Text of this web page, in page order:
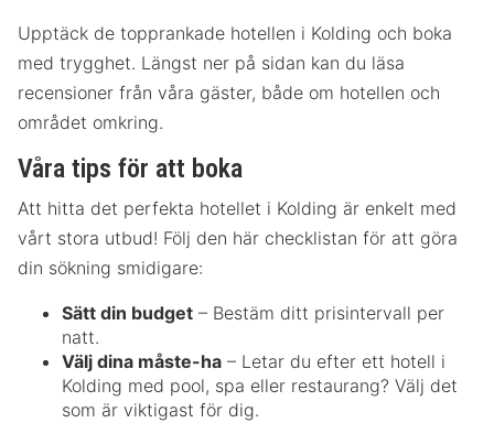
Upptäck de topprankade hotellen i Kolding och boka
med trygghet. Längst ner på sidan kan du läsa
recensioner från våra gäster, både om hotellen och
området omkring.
Våra tips för att boka
Att hitta det perfekta hotellet i Kolding är enkelt med
vårt stora utbud! Följ den här checklistan för att göra
din sökning smidigare:
Sätt din budget – Bestäm ditt prisintervall per
natt.
Välj dina måste-ha – Letar du efter ett hotell i
Kolding med pool, spa eller restaurang? Välj det
som är viktigast för dig.